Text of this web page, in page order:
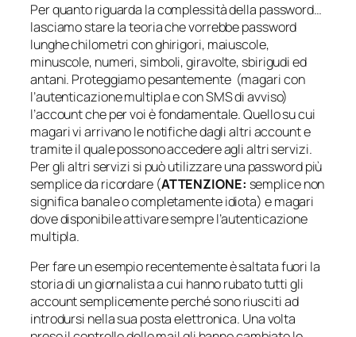
Per quanto riguarda la complessità della password…
lasciamo stare la teoria che vorrebbe password
lunghe chilometri con ghirigori, maiuscole,
minuscole, numeri, simboli, giravolte, sbirigudi ed
antani. Proteggiamo pesantemente (magari con
l’autenticazione multipla e con SMS di avviso)
l’account che per voi è fondamentale. Quello su cui
magari vi arrivano le notifiche dagli altri account e
tramite il quale possono accedere agli altri servizi.
Per gli altri servizi si può utilizzare una password più
semplice da ricordare (ATTENZIONE: semplice non
significa banale o completamente idiota) e magari
dove disponibile attivare sempre l’autenticazione
multipla.
Per fare un esempio recentemente è saltata fuori la
storia di un giornalista a cui hanno rubato tutti gli
account semplicemente perché sono riusciti ad
introdursi nella sua posta elettronica. Una volta